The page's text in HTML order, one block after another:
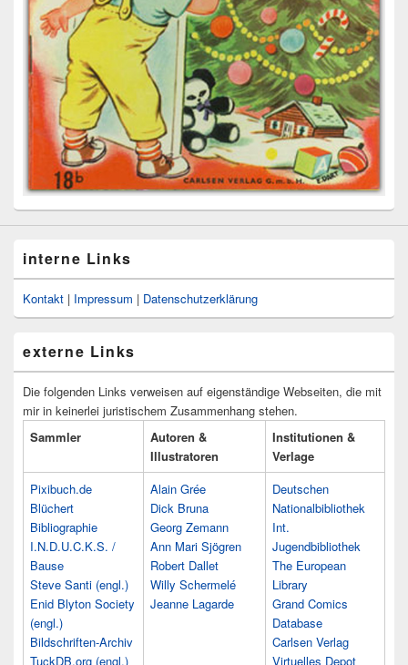
interne Links
Kontakt | Impressum | Datenschutzerklärung
externe Links
Die folgenden Links verweisen auf eigenständige Webseiten, die mit
mir in keinerlei juristischem Zusammenhang stehen.
Sammler
Autoren &
Illustratoren
Institutionen &
Verlage
Pixibuch.de
Blüchert
Bibliographie
I.N.D.U.C.K.S. /
Bause
Steve Santi (engl.)
Enid Blyton Society
(engl.)
Bildschriften-Archiv
TuckDB.org (engl.)
Alain Grée
Dick Bruna
Georg Zemann
Ann Mari Sjögren
Robert Dallet
Willy Schermelé
Jeanne Lagarde
Deutschen
Nationalbibliothek
Int.
Jugendbibliothek
The European
Library
Grand Comics
Database
Carlsen Verlag
Virtuelles Depot